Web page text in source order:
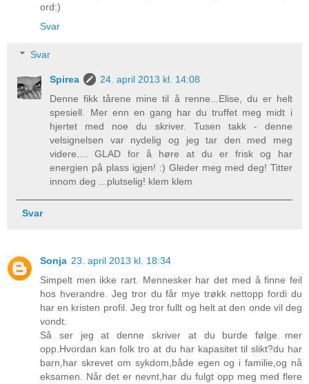
ord:)
Svar
Svar
Spirea
24. april 2013 kl. 14:08
Denne fikk tårene mine til å renne...Elise, du er helt
spesiell. Mer enn en gang har du truffet meg midt i
hjertet med noe du skriver. Tusen takk - denne
velsignelsen var nydelig og jeg tar den med meg
videre.... GLAD for å høre at du er frisk og har
energien på plass igjen! :) Gleder meg med deg! Titter
innom deg ...plutselig! klem klem
Svar
Sonja 23. april 2013 kl. 18:34
Simpelt men ikke rart. Mennesker har det med å finne feil
hos hverandre. Jeg tror du får mye trøkk nettopp fordi du
har en kristen profil. Jeg tror fullt og helt at den onde vil deg
vondt.
Så ser jeg at denne skriver at du burde følge mer
opp.Hvordan kan folk tro at du har kapasitet til slikt?du har
barn,har skrevet om sykdom,både egen og i familie,og nå
eksamen. Når det er nevnt,har du fulgt opp meg med flere